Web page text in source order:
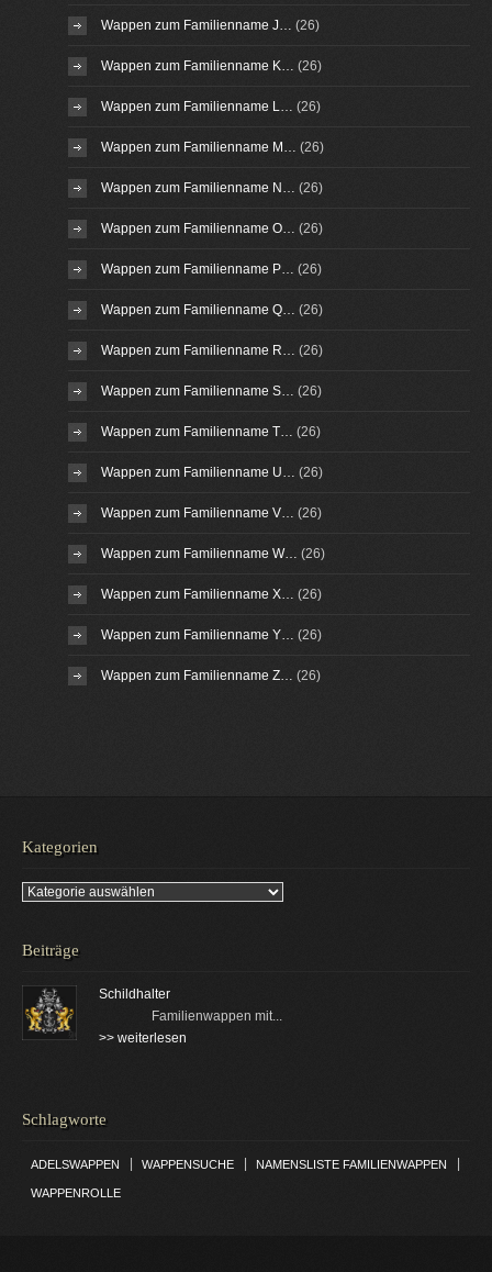
Wappen zum Familienname J… (26)
Wappen zum Familienname K… (26)
Wappen zum Familienname L… (26)
Wappen zum Familienname M… (26)
Wappen zum Familienname N… (26)
Wappen zum Familienname O… (26)
Wappen zum Familienname P… (26)
Wappen zum Familienname Q… (26)
Wappen zum Familienname R… (26)
Wappen zum Familienname S… (26)
Wappen zum Familienname T… (26)
Wappen zum Familienname U… (26)
Wappen zum Familienname V… (26)
Wappen zum Familienname W… (26)
Wappen zum Familienname X… (26)
Wappen zum Familienname Y… (26)
Wappen zum Familienname Z… (26)
Kategorien
Kategorien
Beiträge
Schildhalter
Familienwappen mit...
>> weiterlesen
Schlagworte
ADELSWAPPEN WAPPENSUCHE NAMENSLISTE FAMILIENWAPPEN
WAPPENROLLE